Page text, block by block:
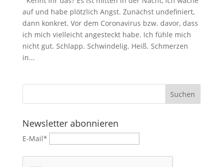
auf und habe plötzlich Angst. Zunächst undefiniert,
dann konkret. Vor dem Coronavirus bzw. davor, dass
ich mich vielleicht angesteckt habe. Ich fühle mich
nicht gut. Schlapp. Schwindelig. Heiß. Schmerzen
in...
Newsletter abonnieren
E-Mail*